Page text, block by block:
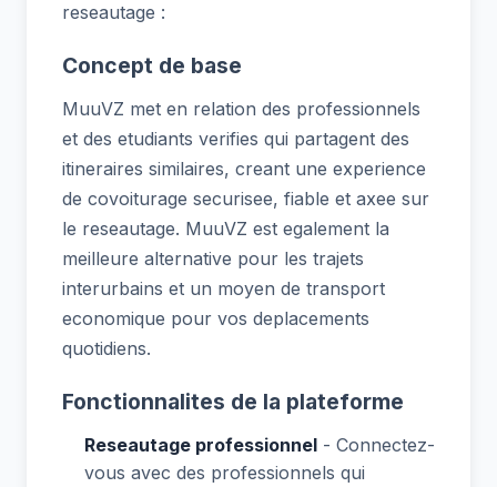
reseautage :
Concept de base
MuuVZ met en relation des professionnels
et des etudiants verifies qui partagent des
itineraires similaires, creant une experience
de covoiturage securisee, fiable et axee sur
le reseautage. MuuVZ est egalement la
meilleure alternative pour les trajets
interurbains et un moyen de transport
economique pour vos deplacements
quotidiens.
Fonctionnalites de la plateforme
Reseautage professionnel - Connectez-
vous avec des professionnels qui